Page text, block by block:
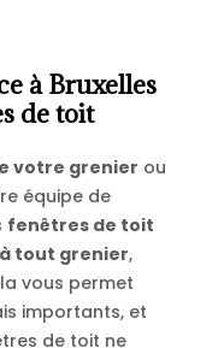
à Bruxelles
de toit
votre grenier ou
équipe de
fenêtres de toit
tout grenier,
vous permet
importants, et
de toit ne